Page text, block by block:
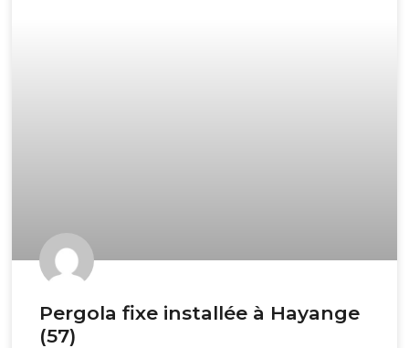
Pergola fixe installée à Hayange
(57)